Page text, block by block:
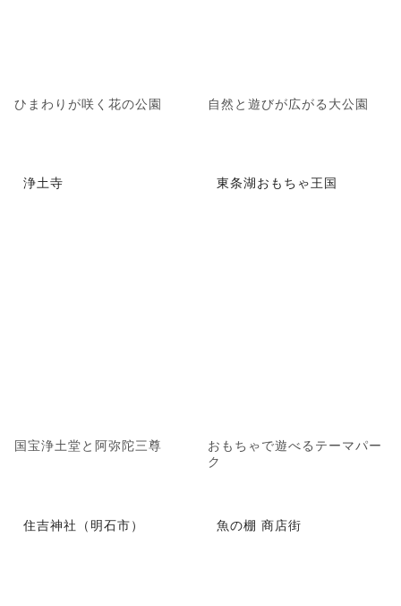
ひまわりが咲く花の公園 自然と遊びが広がる大公園
浄土寺
国宝浄土堂と阿弥陀三尊
東条湖おもちゃ王国
おもちゃで遊べるテーマパー
ク
住吉神社（明石市） 魚の棚 商店街